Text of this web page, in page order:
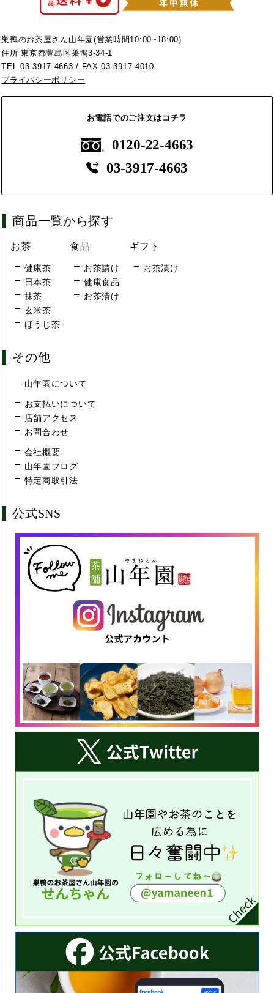
巣鴨のお茶屋さん山年園(営業時間10:00~18:00)
住所 東京都豊島区巣鴨3-34-1
TEL03-3917-4663 / FAX 03-3917-4010
プライバシーポリシー
お電話でのご注文はコチラ
0120-22-4663
03-3917-4663
商品一覧から探す
お茶
健康茶
日本茶
抹茶
玄米茶
ほうじ茶
食品
お茶請け
健康食品
お茶漬け
ギフト
お茶漬け
その他
山年園について
お支払いについて
店舗アクセス
お問合わせ
会社概要
山年園ブログ
特定商取引法
公式SNS